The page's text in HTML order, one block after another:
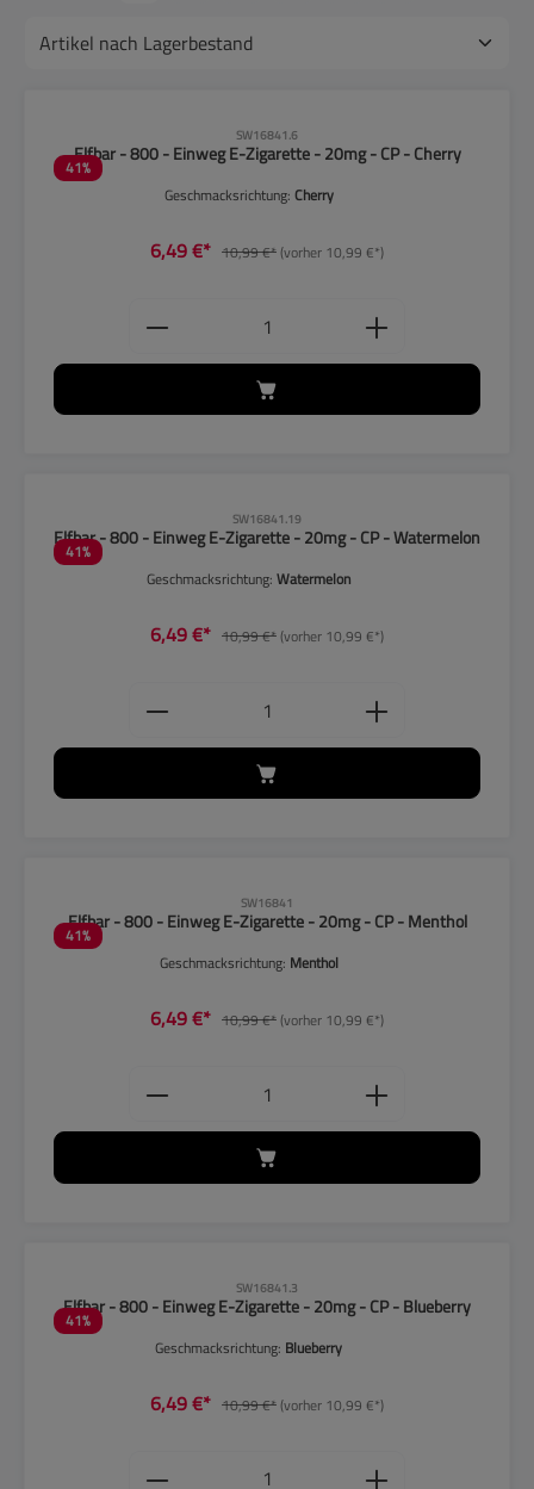
41%
SW16841.6
Elfbar - 800 - Einweg E-Zigarette - 20mg - CP - Cherry
Geschmacksrichtung: Cherry
6,49 €* 10,99 €*(vorher 10,99 €*)
Produkt Anzahl: Gib den
41%
SW16841.19
Elfbar - 800 - Einweg E-Zigarette - 20mg - CP - Watermelon
Geschmacksrichtung:Watermelon
6,49 €* 10,99 €*(vorher 10,99 €*)
Produkt Anzahl: Gib den
41%
SW16841
Elfbar - 800 - Einweg E-Zigarette - 20mg - CP - Menthol
Geschmacksrichtung: Menthol
6,49 €* 10,99 €*(vorher 10,99 €*)
Produkt Anzahl: Gib den
41%
SW16841.3
Elfbar - 800 - Einweg E-Zigarette - 20mg - CP - Blueberry
Geschmacksrichtung: Blueberry
6,49 €* 10,99 €*(vorher 10,99 €*)
Produkt Anzahl: Gib den